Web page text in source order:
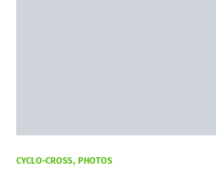
CYCLO-CROSS PHOTOS